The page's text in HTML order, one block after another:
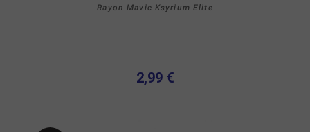
Rayon Mavic Ksyrium Elite
2,99 €